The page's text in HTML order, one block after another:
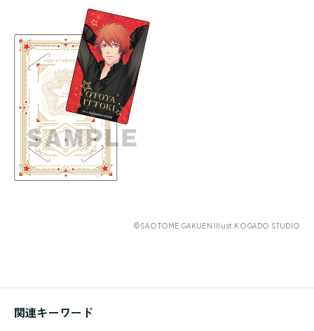
©SAOTOME GAKUEN Illust.KOGADO STUDIO
関連キーワード